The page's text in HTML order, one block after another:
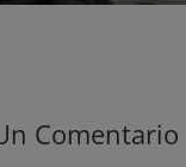
Comentario